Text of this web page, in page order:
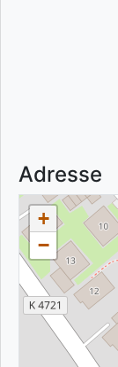
Adresse
+
−